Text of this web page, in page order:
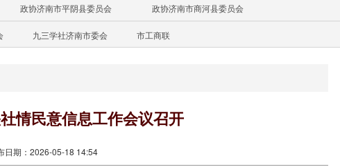
政协济南市平阴县委员会 政协济南市商河县委员会
九三学社济南市委会 市工商联
情民意信息工作会议召开
日期：2026-05-18 14:54